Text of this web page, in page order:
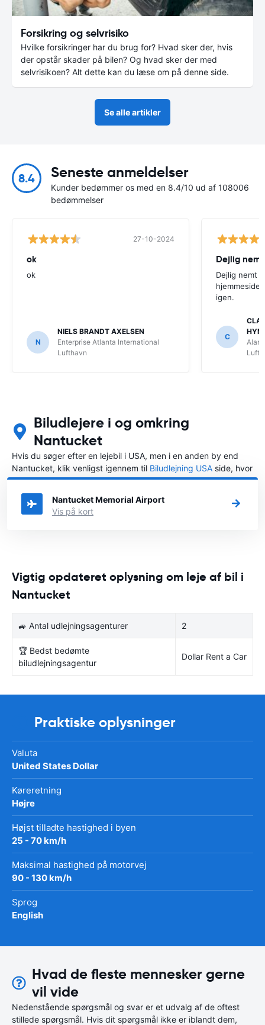
Forsikring og selvrisiko
Hvilke forsikringer har du brug for? Hvad sker der, hvis
der opstår skader på bilen? Og hvad sker der med
selvrisikoen? Alt dette kan du læse om på denne side.
Se alle artikler
8.4 Seneste anmeldelser
Kunder bedømmer os med en 8.4/10 ud af 108006
bedømmelser
27-10-2024
ok
ok
N
NIELS BRANDT AXELSEN
Enterprise Atlanta International
Lufthavn
Dejlig
Dejlig nemt
igen.
C
Biludlejere i og omkring
Nantucket
Hvis du søger efter en lejebil i USA, men i en anden by end
Nantucket, klik venligst igennem til Biludlejning USA side, hvor
du kan vælge, i hvilken by i USA du ønsker at leje en bil.
Nantucket Memorial Airport
Vis på kort
Vigtig opdateret oplysning om leje af bil i
Nantucket
🚙 Antal udlejningsagenturer 2
🏆 Bedst bedømte
biludlejningsagentur
Dollar Rent a Car
Praktiske oplysninger
Valuta
United States Dollar
Køreretning
Højre
Højst tilladte hastighed i byen
25 - 70 km/h
Maksimal hastighed på motorvej
90 - 130 km/h
Sprog
English
Hvad de fleste mennesker gerne
vil vide
Nedenstående spørgsmål og svar er et udvalg af de oftest
stillede spørgsmål. Hvis dit spørgsmål ikke er iblandt dem,